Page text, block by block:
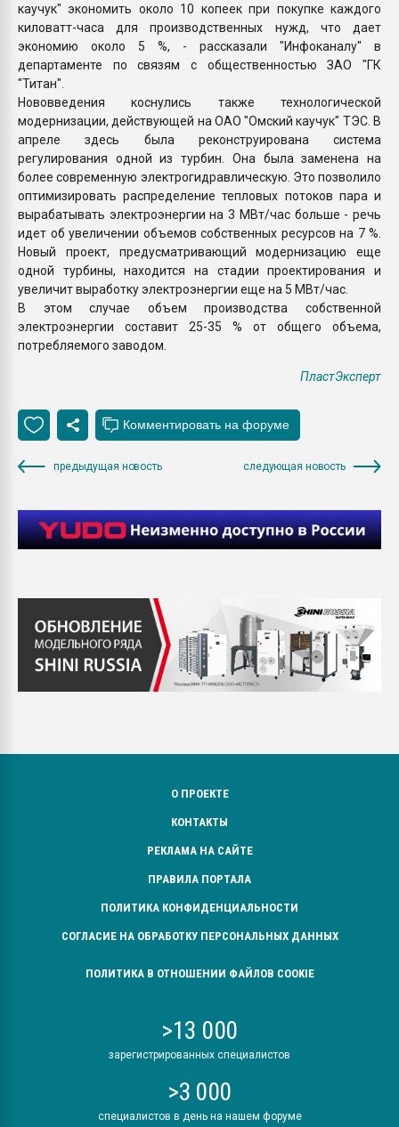
каучук" экономить около 10 копеек при покупке каждого
киловатт-часа для производственных нужд, что дает
экономию около 5 %, - рассказали "Инфоканалу" в
департаменте по связям с общественностью ЗАО "ГК
"Титан".
Нововведения коснулись также технологической
модернизации, действующей на ОАО "Омский каучук" ТЭС. В
апреле здесь была реконструирована система
регулирования одной из турбин. Она была заменена на
более современную электрогидравлическую. Это позволило
оптимизировать распределение тепловых потоков пара и
вырабатывать электроэнергии на 3 МВт/час больше - речь
идет об увеличении объемов собственных ресурсов на 7 %.
Новый проект, предусматривающий модернизацию еще
одной турбины, находится на стадии проектирования и
увеличит выработку электроэнергии еще на 5 МВт/час.
В этом случае объем производства собственной
электроэнергии составит 25-35 % от общего объема,
потребляемого заводом.
ПластЭксперт
предыдущая новость следующая новость
О ПРОЕКТЕ
КОНТАКТЫ
РЕКЛАМА НА САЙТЕ
ПРАВИЛА ПОРТАЛА
ПОЛИТИКА КОНФИДЕНЦИАЛЬНОСТИ
СОГЛАСИЕ НА ОБРАБОТКУ ПЕРСОНАЛЬНЫХ ДАННЫХ
ПОЛИТИКА В ОТНОШЕНИИ ФАЙЛОВ COOKIE
>13 000
зарегистрированных специалистов
>3 000
специалистов в день на нашем форуме